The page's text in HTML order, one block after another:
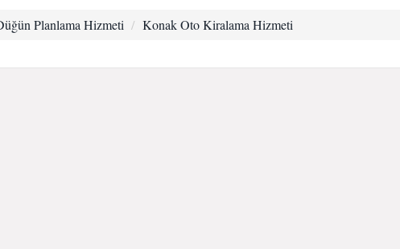
Planlama Hizmeti Konak Oto Kiralama Hizmeti